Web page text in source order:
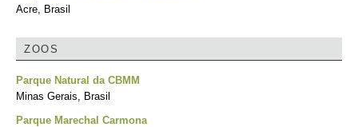
Acre, Brasil
ZOOS
Parque Natural da CBMM
Minas Gerais, Brasil
Parque Marechal Carmona